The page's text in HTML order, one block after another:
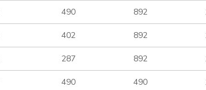
490 892
402 892
287 892
490 490